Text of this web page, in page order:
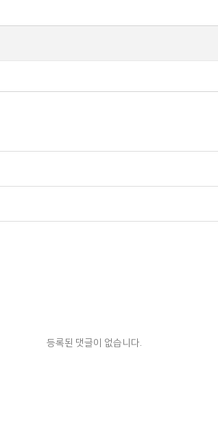
등록된 댓글이 없습니다.